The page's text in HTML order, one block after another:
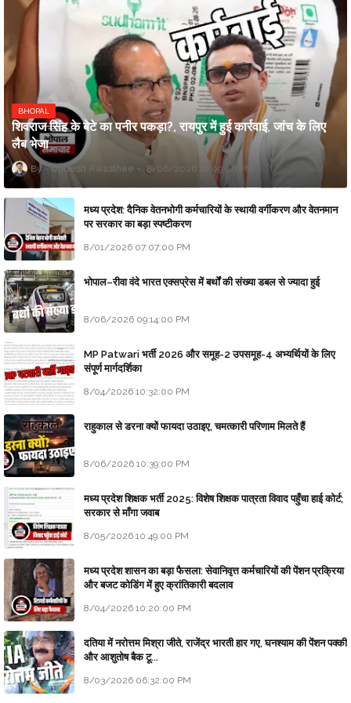
BHOPAL
शिवराज सिंह के बेटे का पनीर पकड़ा?, रायपुर में हुई कार्रवाई, जांच के लिए
लैब भेजा
Updesh Awasthee 8/06/2026 10:09:00 PM
मध्य प्रदेश: दैनिक वेतनभोगी कर्मचारियों के स्थायी वर्गीकरण और वेतनमान
पर सरकार का बड़ा स्पष्टीकरण
8/01/2026 07:07:00 PM
भोपाल–रीवा वंदे भारत एक्सप्रेस में बर्थों की संख्या डबल से ज्यादा हुई
8/06/2026 09:14:00 PM
MP Patwari भर्ती 2026 और समूह-2 उपसमूह-4 अभ्यर्थियों के लिए
संपूर्ण मार्गदर्शिका
8/04/2026 10:32:00 PM
राहुकाल से डरना क्यों फायदा उठाइए, चमत्कारी परिणाम मिलते हैं
8/06/2026 10:39:00 PM
मध्य प्रदेश शिक्षक भर्ती 2025: विशेष शिक्षक पात्रता विवाद पहुँचा हाई कोर्ट;
सरकार से माँगा जवाब
8/05/2026 10:49:00 PM
मध्य प्रदेश शासन का बड़ा फैसला: सेवानिवृत्त कर्मचारियों की पेंशन प्रक्रिया
और बजट कोडिंग में हुए क्रांतिकारी बदलाव
8/04/2026 10:20:00 PM
दतिया में नरोत्तम मिश्रा जीते, राजेंद्र भारती हार गए, घनश्याम की पेंशन पक्की
और आशुतोष बैक टू...
8/03/2026 06:32:00 PM